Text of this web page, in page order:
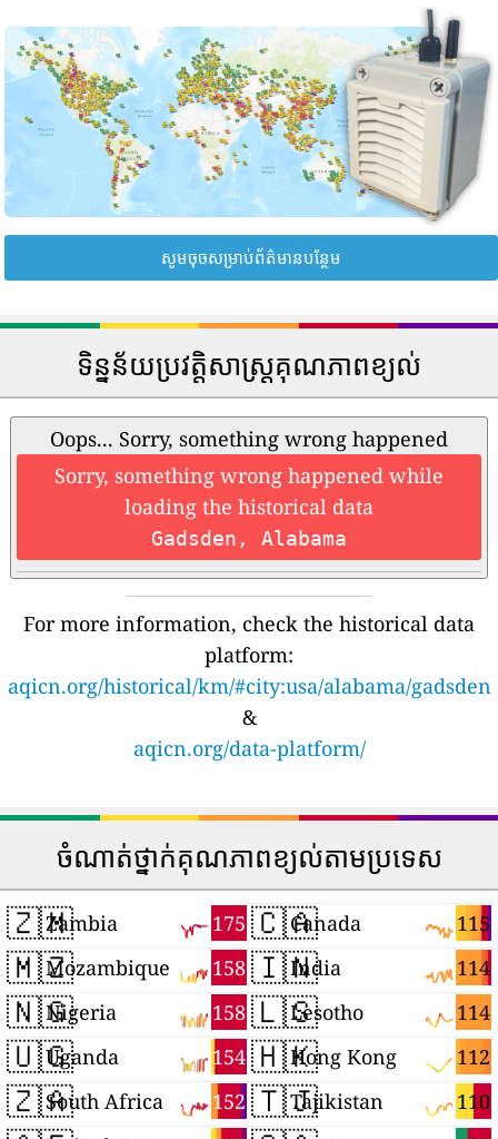
សូមចុចសម្រាប់ព័ត៌មានបន្ថែម
ទិន្នន័យប្រវត្តិសាស្រ្តគុណភាពខ្យល់
Oops... Sorry, something wrong happened
Sorry, something wrong happened while
loading the historical data
Gadsden, Alabama
For more information, check the historical data
platform:
aqicn.org/historical/km/#city:usa/alabama/gadsden
&
aqicn.org/data-platform/
ចំណាត់ថ្នាក់គុណភាពខ្យល់តាមប្រទេស
🇿🇲 175
Zambia
🇲🇿 158
Mozambique
🇳🇬 158
Nigeria
🇺🇬 154
Uganda
🇿🇦 152
South Africa
🇨🇦 115
Canada
🇮🇳 114
India
🇱🇸 114
Lesotho
🇭🇰 112
Hong Kong
🇹🇯 110
Tajikistan